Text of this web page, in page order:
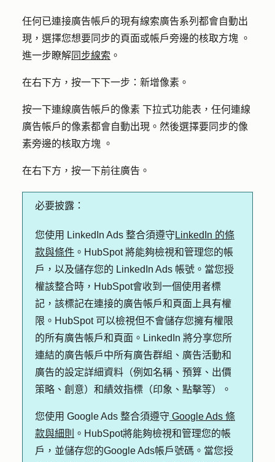
任何已連接廣告帳戶的現有線索廣告系列都會自動出
現，選擇您想要同步的頁面或帳戶旁邊的核取方塊 。
進一步瞭解同步線索 。
在右下方，按一下下一步：新增像素 。
按一下連線廣告帳戶的像素 下拉式功能表，任何連線
廣告帳戶的像素都會自動出現。然後選擇要同步的像
素旁邊的核取方塊 。
在右下方，按一下前往廣告 。
必要披露：
您使用 LinkedIn Ads 整合須遵守 LinkedIn 的條
款與條件 。HubSpot 將能夠檢視和管理您的帳
戶，以及儲存您的 LinkedIn Ads 帳號。當您授
權該整合時，HubSpot會收到一個使用者標
記，該標記在連接的廣告帳戶和頁面上具有權
限。HubSpot 可以檢視但不會儲存您擁有權限
的所有廣告帳戶和頁面。LinkedIn 將分享您所
連結的廣告帳戶中所有廣告群組、廣告活動和
廣告的設定詳細資料（例如名稱、預算、出價
策略、創意）和績效指標（印象、點擊等）。
您使用 Google Ads 整合須遵守 Google Ads 條
款與細則 。HubSpot將能夠檢視和管理您的帳
戶，並儲存您的Google Ads帳戶號碼。當您授